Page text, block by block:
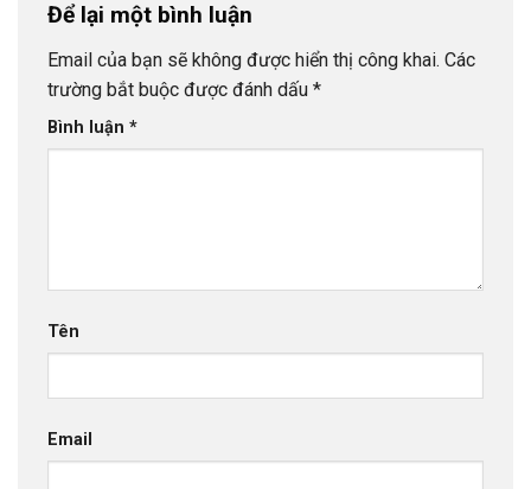
Để lại một bình luận
Email của bạn sẽ không được hiển thị công khai. Các
trường bắt buộc được đánh dấu *
Bình luận *
Tên
Email